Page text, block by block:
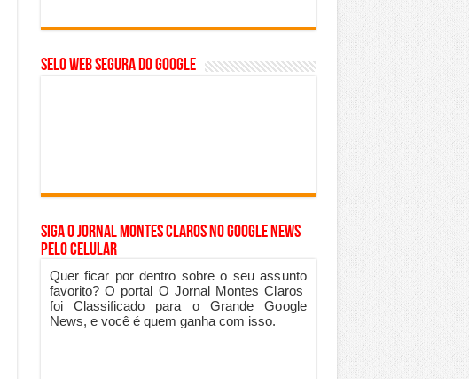
SELO WEB SEGURA do GOOGLE
Siga o Jornal Montes Claros no Google News
pelo Celular
Quer ficar por dentro sobre o seu assunto
favorito? O portal O Jornal Montes Claros
foi Classificado para o Grande Google
News, e você é quem ganha com isso.